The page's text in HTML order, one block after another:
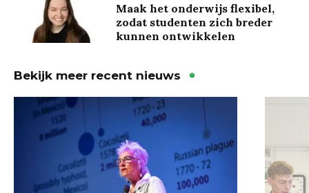
Maak het onderwijs flexibel,
zodat studenten zich breder
kunnen ontwikkelen
Bekijk meer recent nieuws